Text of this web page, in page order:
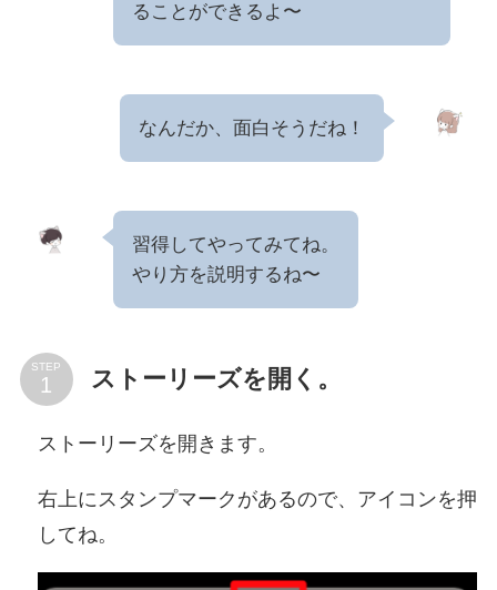
ることができるよ〜
なんだか、面白そうだね！
習得してやってみてね。
やり方を説明するね〜
STEP ストーリーズを開く。
ストーリーズを開きます。
右上にスタンプマークがあるので、アイコンを押
してね。